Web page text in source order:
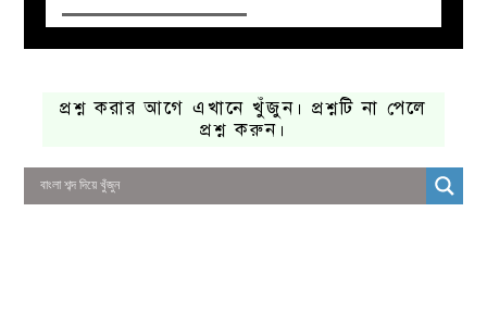
প্রশ্ন করার আগে এখানে খুঁজুন। প্রশ্নটি না পেলে
প্রশ্ন করুন।